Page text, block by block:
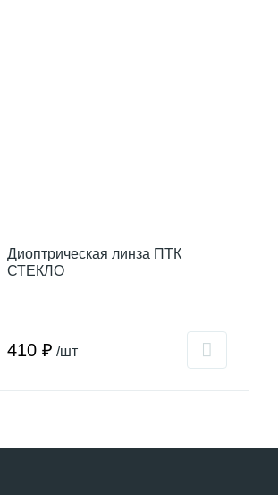
Диоптрическая линза ПТК
СТЕКЛО
410 ₽ /шт